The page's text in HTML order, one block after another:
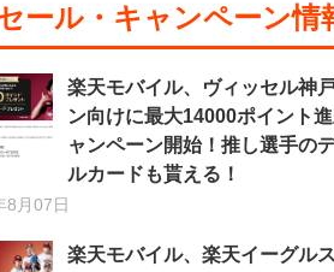
ール・キャンペーン情
楽天モバイル、ヴィッセル神
ン向けに最大14000ポイント
ャンペーン開始！推し選手の
ルカードも貰える！
8月07日
楽天モバイル、楽天イーグル